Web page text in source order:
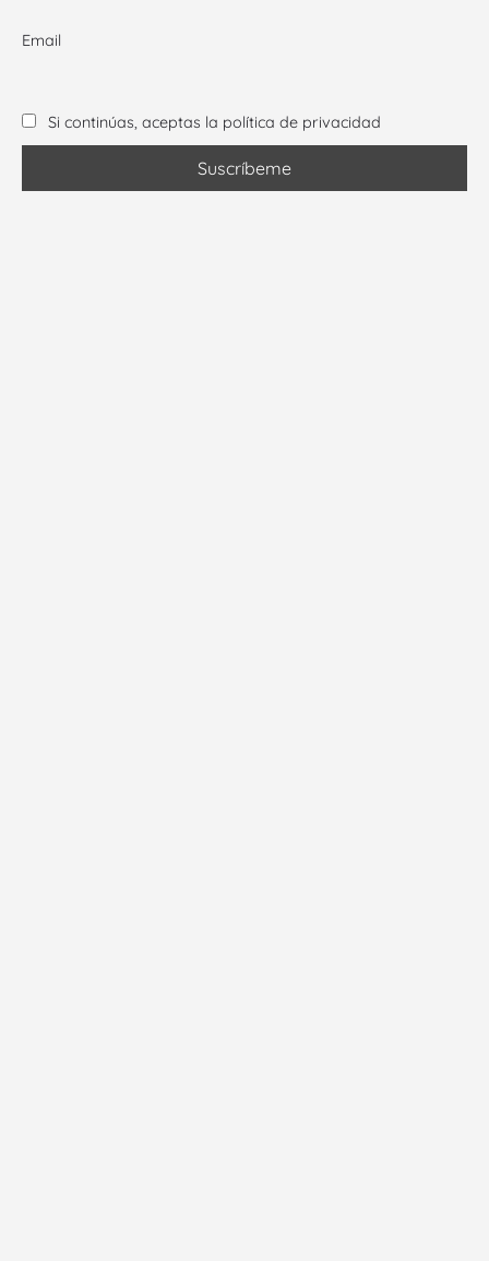
Email
Si continúas, aceptas la política de privacidad